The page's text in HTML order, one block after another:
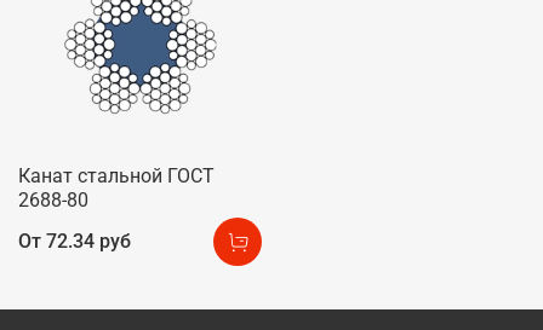
Канат стальной ГОСТ
2688-80
От 72.34 руб